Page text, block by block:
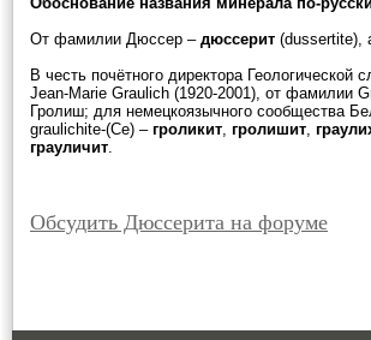
От фамилии Дюссер – дюссерит (dussertite),
В честь почётного директора Геологической
Jean-Marie Graulich (1920-2001), от фамилии
Гролиш; для немецкоязычного сообщества
graulichite-(Се) – гроликит, гролишит,
грауличит.
Обсудить Дюссерита на форуме